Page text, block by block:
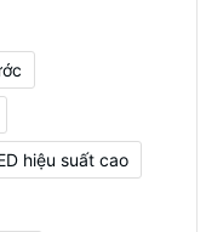
hiệu suất cao